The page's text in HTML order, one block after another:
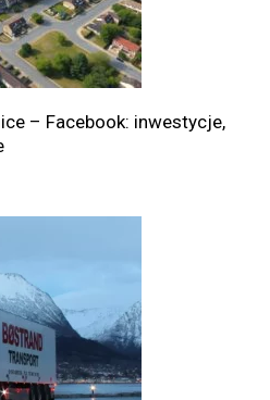
– Facebook: inwestycje,